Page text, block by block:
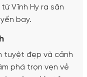
Vĩnh Hy ra sân
bay.
tuyệt đẹp và cảnh
phá trọn vẹn vẻ